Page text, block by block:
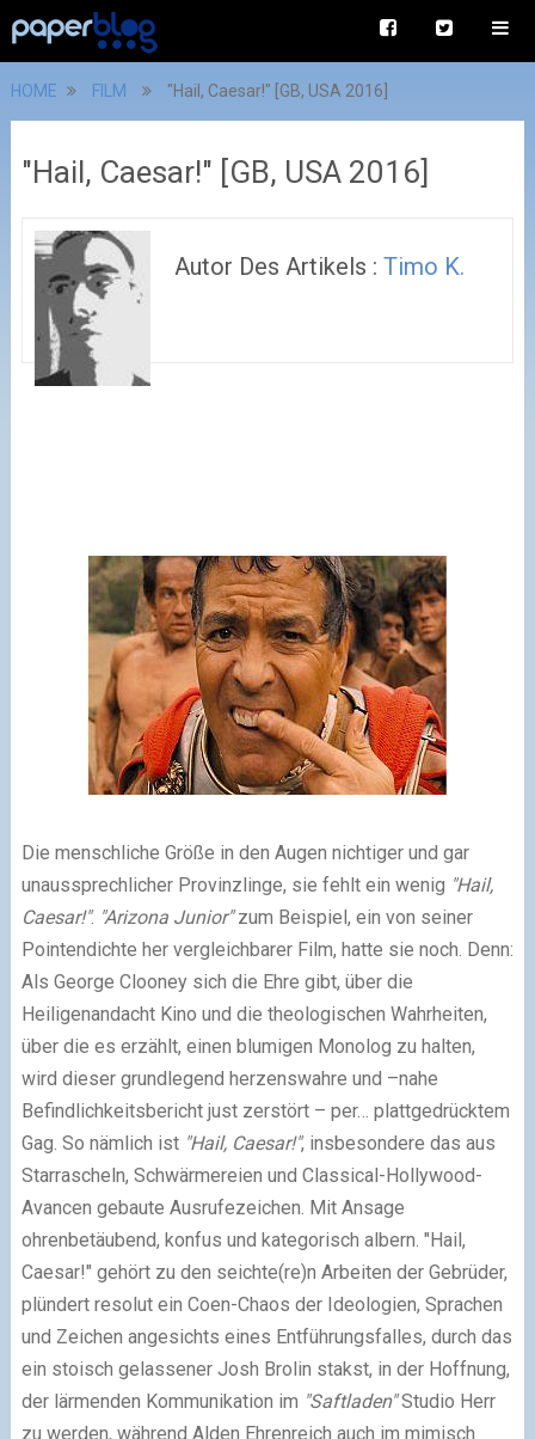
HOME FILM "Hail, Caesar!" [GB, USA 2016]
"Hail, Caesar!" [GB, USA 2016]
Autor Des Artikels :Timo K.
Die menschliche Größe in den Augen nichtiger und gar
unaussprechlicher Provinzlinge, sie fehlt ein wenig "Hail,
Caesar!". "Arizona Junior"zum Beispiel, ein von seiner
Pointendichte her vergleichbarer Film, hatte sie noch. Denn:
Als George Clooney sich die Ehre gibt, über die
Heiligenandacht Kino und die theologischen Wahrheiten,
über die es erzählt, einen blumigen Monolog zu halten,
wird dieser grundlegend herzenswahre und –nahe
Befindlichkeitsbericht just zerstört – per… plattgedrücktem
Gag. So nämlich ist "Hail, Caesar!", insbesondere das aus
Starrascheln, Schwärmereien und Classical-Hollywood-
Avancen gebaute Ausrufezeichen. Mit Ansage
ohrenbetäubend, konfus und kategorisch albern. "Hail,
Caesar!" gehört zu den seichte(re)n Arbeiten der Gebrüder,
plündert resolut ein Coen-Chaos der Ideologien, Sprachen
und Zeichen angesichts eines Entführungsfalles, durch das
ein stoisch gelassener Josh Brolin stakst, in der Hoffnung,
der lärmenden Kommunikation im "Saftladen"Studio Herr
zu werden, während Alden Ehrenreich auch im mimisch